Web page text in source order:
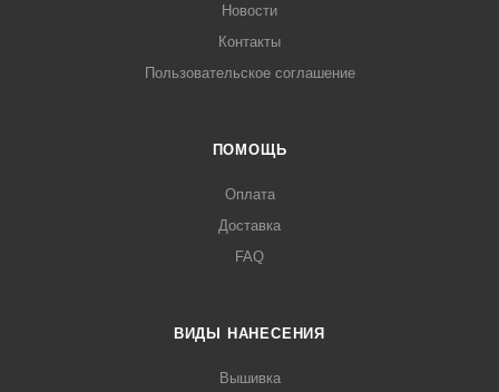
Новости
Контакты
Пользовательское соглашение
ПОМОЩЬ
Оплата
Доставка
FAQ
ВИДЫ НАНЕСЕНИЯ
Вышивка